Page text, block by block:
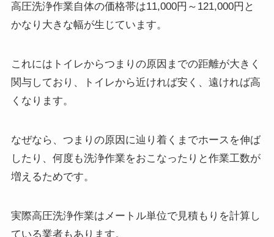
高圧洗浄作業自体の価格帯は11,000円～121,000円と
かなり大きな幅が生じています。
これにはトイレからつまりの原因までの距離が大きく
関与しており、トイレから近ければ安く、遠ければ高
くなります。
なぜなら、つまりの原因に辿り着くまでホースを伸ば
したり、何度も洗浄作業をおこなったりと作業工数が
増えるためです。
実際高圧洗浄作業はメートル単位で見積もりを計算し
ている業者もあります。